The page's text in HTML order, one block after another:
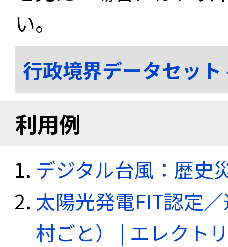
い。
行政境界データセッ
利用例
デジタル台風：歴史
太陽光発電FIT認定
村ごと） | エレクト